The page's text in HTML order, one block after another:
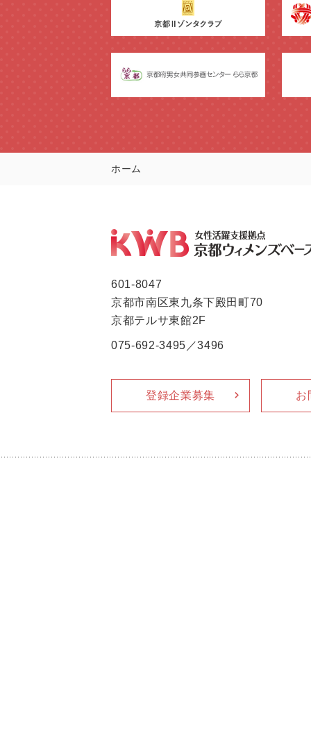
ホーム
601-8047
京都市南区東九条下殿田町70
京都テルサ東館2F
075-692-3495／3496
登録企業募集 お